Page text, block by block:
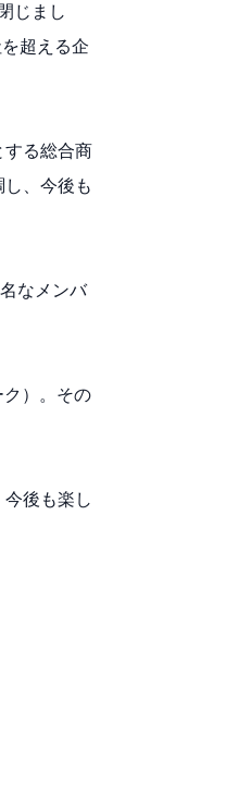
じまし
超える企
する総合商
、今後も
なメンバ
）。その
後も楽し